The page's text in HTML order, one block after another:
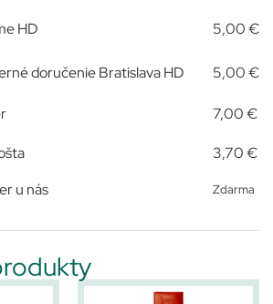
HD 5,00 €
doručenie Bratislava HD 5,00 €
7,00 €
3,70 €
u nás
Zdarma